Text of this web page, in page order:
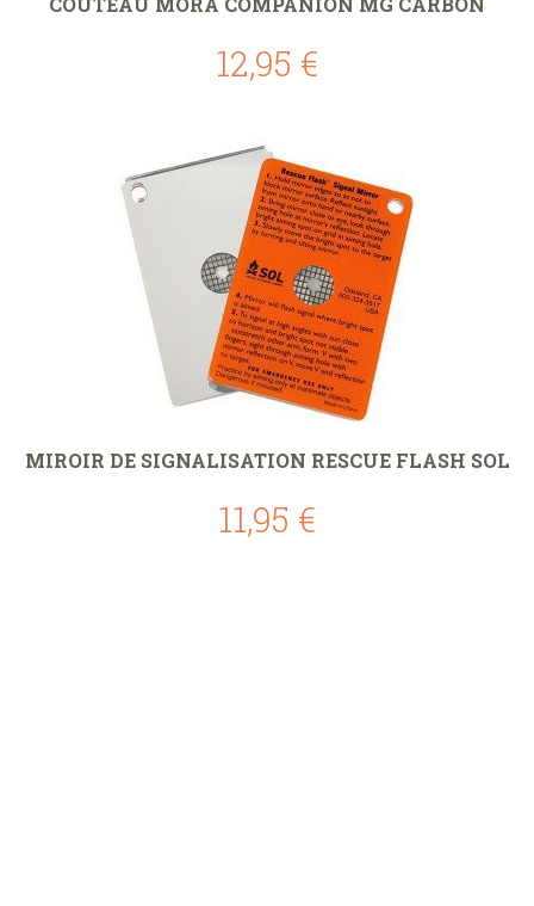
12,95 €
MIROIR DE SIGNALISATION RESCUE FLASH SOL
11,95 €